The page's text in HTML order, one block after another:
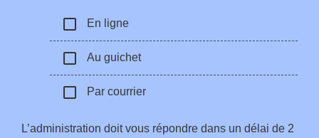
check_box_outline_blank En ligne
check_box_outline_blank Au guichet
check_box_outline_blank Par courrier
L’administration doit vous répondre dans un délai de 2